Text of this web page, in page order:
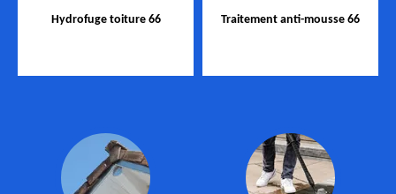
Hydrofuge toiture 66 Traitement anti-mousse 66